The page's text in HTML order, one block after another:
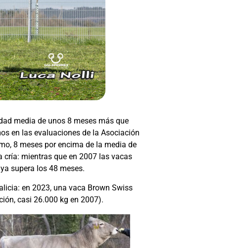
media de unos 8 meses más que
en las evaluaciones de la Asociación
8 meses por encima de la media de
cría: mientras que en 2007 las vacas
supera los 48 meses.
en 2023, una vaca Brown Swiss
casi 26.000 kg en 2007).